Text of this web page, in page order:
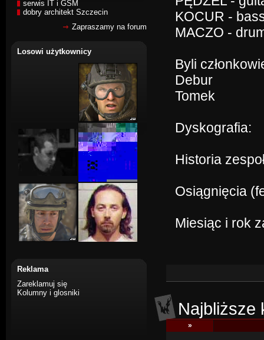
serwis IT i GSM
dobry architekt Szczecin
Zapraszamy na forum
Losowi użytkownicy
Reklama
Zareklamuj się
Kolumny i glosniki
KOCUR -
MACZO -
Byli
Debur
Tomek
Dyskografia:
Historia
Osiągnięcia
Miesiąc i rok
Najbliższe
»